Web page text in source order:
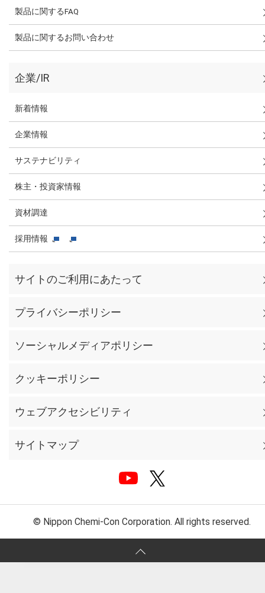
製品に関するFAQ
製品に関するお問い合わせ
企業/IR
新着情報
企業情報
サステナビリティ
株主・投資家情報
資材調達
採用情報
サイトのご利用にあたって
プライバシーポリシー
ソーシャルメディアポリシー
クッキーポリシー
ウェブアクセシビリティ
サイトマップ
© Nippon Chemi-Con Corporation. All rights reserved.